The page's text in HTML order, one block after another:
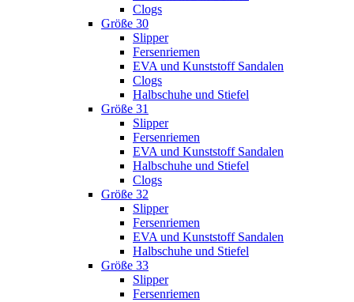
Clogs
Größe 30
Slipper
Fersenriemen
EVA und Kunststoff Sandalen
Clogs
Halbschuhe und Stiefel
Größe 31
Slipper
Fersenriemen
EVA und Kunststoff Sandalen
Halbschuhe und Stiefel
Clogs
Größe 32
Slipper
Fersenriemen
EVA und Kunststoff Sandalen
Halbschuhe und Stiefel
Größe 33
Slipper
Fersenriemen